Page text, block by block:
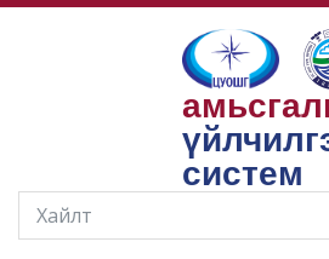
систем
Мал аж ахуй
Царцаа, үлийн цагаан оготны
Үлийн цагаан оготно